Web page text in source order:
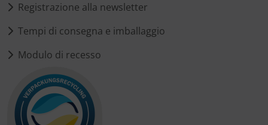
Registrazione alla newsletter
Tempi di consegna e imballaggio
Modulo di recesso